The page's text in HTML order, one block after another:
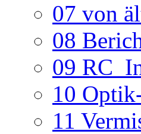
07 von
08
09
10
11